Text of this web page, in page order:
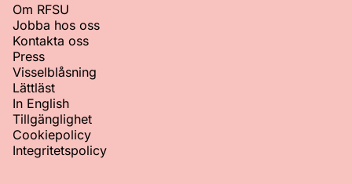
Om RFSU
Jobba hos oss
Kontakta oss
Press
Visselblåsning
Lättläst
In English
Tillgänglighet
Cookiepolicy
Integritetspolicy